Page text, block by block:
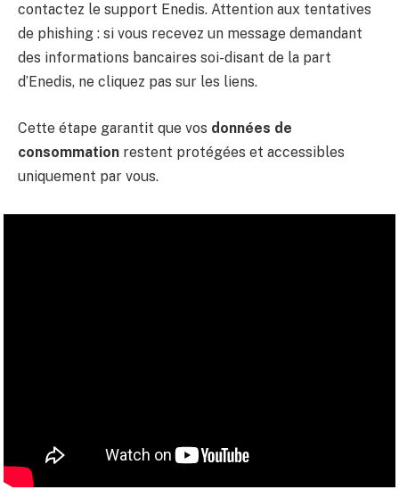
contactez le support Enedis. Attention aux tentatives
de phishing : si vous recevez un message demandant
des informations bancaires soi-disant de la part
d’Enedis, ne cliquez pas sur les liens.
Cette étape garantit que vos données de
consommation restent protégées et accessibles
uniquement par vous.